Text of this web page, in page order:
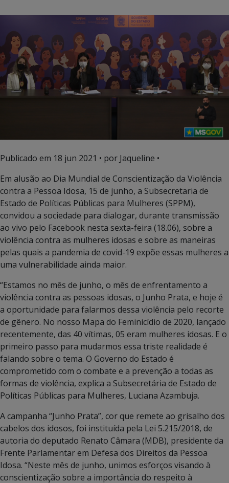
Publicado em 18 jun 2021 • por Jaqueline •
Em alusão ao Dia Mundial de Conscientização da Violência
contra a Pessoa Idosa, 15 de junho, a Subsecretaria de
Estado de Políticas Públicas para Mulheres (SPPM),
convidou a sociedade para dialogar, durante transmissão
ao vivo pelo Facebook nesta sexta-feira (18.06), sobre a
violência contra as mulheres idosas e sobre as maneiras
pelas quais a pandemia de covid-19 expõe essas mulheres a
uma vulnerabilidade ainda maior.
“Estamos no mês de junho, o mês de enfrentamento a
violência contra as pessoas idosas, o Junho Prata, e hoje é
a oportunidade para falarmos dessa violência pelo recorte
de gênero. No nosso Mapa do Feminicídio de 2020, lançado
recentemente, das 40 vítimas, 05 eram mulheres idosas. E o
primeiro passo para mudarmos essa triste realidade é
falando sobre o tema. O Governo do Estado é
comprometido com o combate e a prevenção a todas as
formas de violência, explica a Subsecretária de Estado de
Políticas Públicas para Mulheres, Luciana Azambuja.
A campanha “Junho Prata”, cor que remete ao grisalho dos
cabelos dos idosos, foi instituída pela Lei 5.215/2018, de
autoria do deputado Renato Câmara (MDB), presidente da
Frente Parlamentar em Defesa dos Direitos da Pessoa
Idosa. “Neste mês de junho, unimos esforços visando à
conscientização sobre a importância do respeito à